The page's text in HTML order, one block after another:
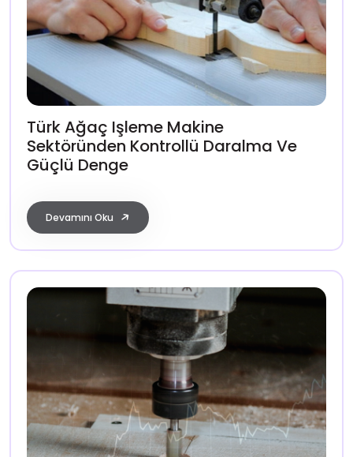
Türk Ağaç Işleme Makine
Sektöründen Kontrollü Daralma Ve
Güçlü Denge
Devamını Oku